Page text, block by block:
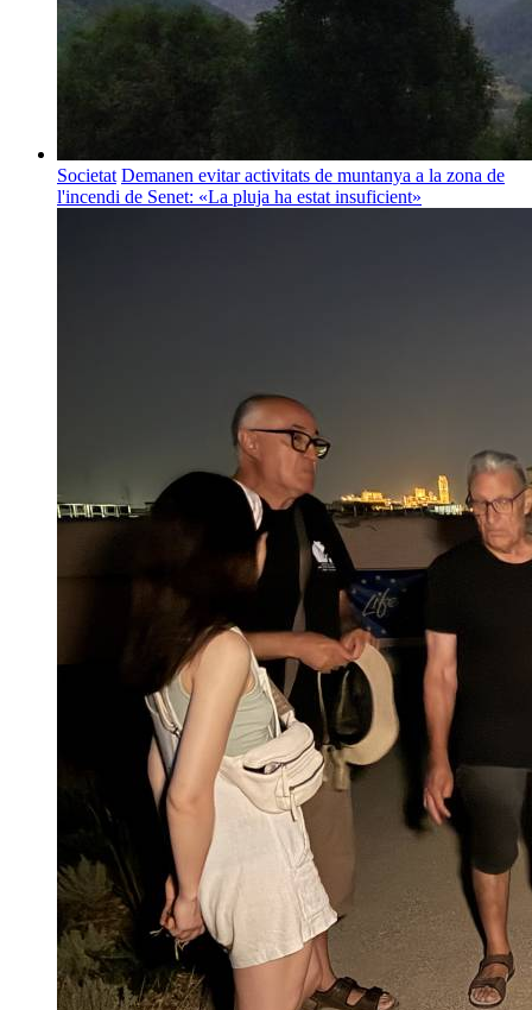
Societat Demanen evitar activitats de muntanya a la zona de
l'incendi de Senet: «La pluja ha estat insuficient»